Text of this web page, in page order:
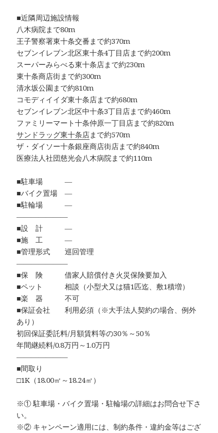
■近隣周辺施設情報
八木病院まで80m
王子警察署東十条交番まで約370m
セブンイレブン北区東十条4丁目店まで約200m
スーパーみらべる東十条店まで約230m
東十条商店街まで約300m
清水坂公園まで約810m
コモディイイダ東十条店まで約680m
セブンイレブン北区中十条3丁目店まで約460m
ファミリーマート十条仲原一丁目店まで約820m
サンドラッグ東十条店まで約570m
ザ・ダイソー十条銀座商店街店まで約840m
医療法人社団慈光会八木病院まで約110m
■駐車場 ―
■バイク置場 ―
■駐輪場 ―
―――――――
■設 計 ―
■施 工 ―
■管理形式 巡回管理
―――――――
■保 険 借家人賠償付き火災保険要加入
■ペット 相談（小型犬又は猫1匹迄、敷1積増）
■楽 器 不可
■保証会社 利用必須（※大手法人契約の場合、例外
あり）
初回保証委託料/月額賃料等の30％～50％
年間継続料/0.8万円～1.0万円
―――――――
■間取り
□1K（18.00㎡～18.24㎡）
※① 駐車場・バイク置場・駐輪場の詳細はお問合せ下さ
い。
※② キャンペーン適用には、制約条件・違約金等はござ